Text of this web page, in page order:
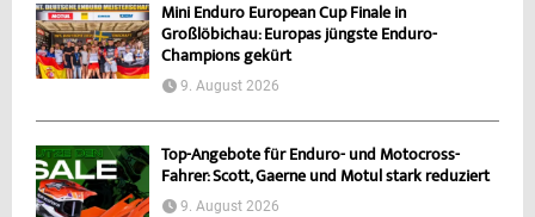
Mini Enduro European Cup Finale in
Großlöbichau: Europas jüngste Enduro-
Champions gekürt
9. August 2026
Top-Angebote für Enduro- und Motocross-
Fahrer: Scott, Gaerne und Motul stark reduziert
9. August 2026